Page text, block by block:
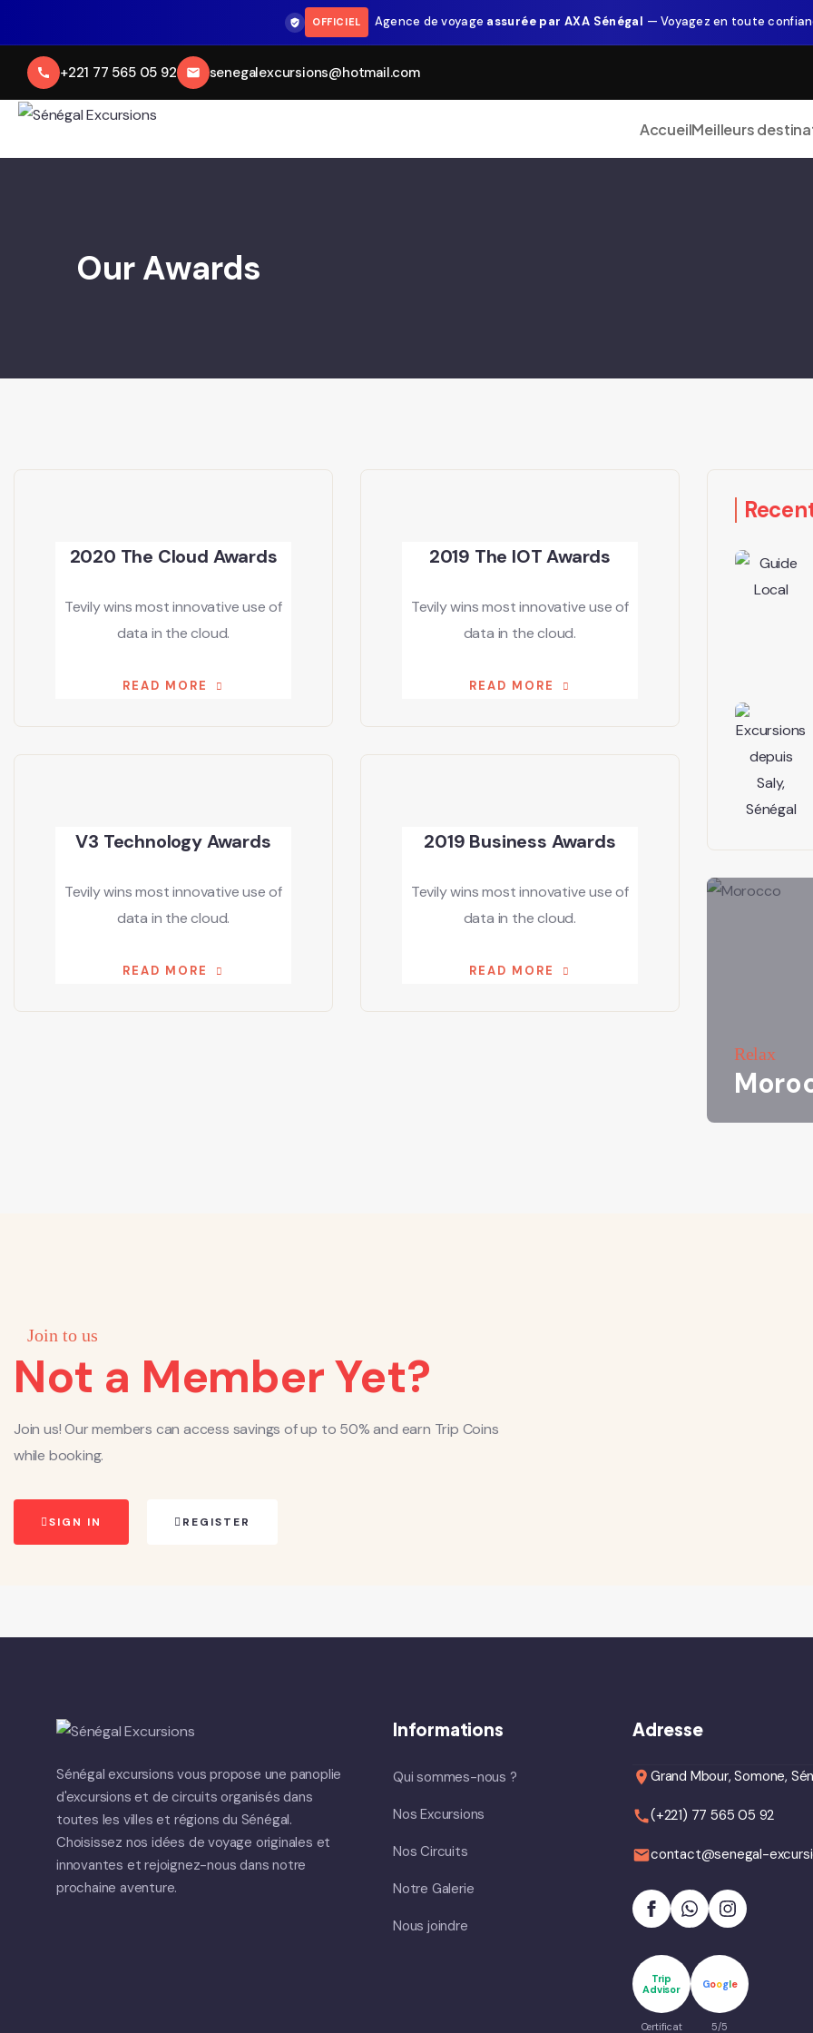
OFFICIEL Agence de voyage assurée par AXA Sénégal — Voyagez en toute
+221 77 565 05 92 senegalexcursions@hotmail.com
AccueilMeilleurs
Our Awards
2020 The Cloud Awards
Tevily wins most innovative use of
data in the cloud.
READ MORE
2019 The IOT Awards
Tevily wins most innovative use of
data in the cloud.
READ MORE
V3 Technology Awards
Tevily wins most innovative use of
data in the cloud.
READ MORE
2019 Business Awards
Tevily wins most innovative use of
data in the cloud.
READ MORE
Relax
Join to us
Not a Member Yet?
Join us! Our members can access savings of up to 50% and earn Trip Coins
while booking.
SIGN IN REGISTER
Sénégal excursions vous propose une panoplie
d'excursions et de circuits organisés dans
toutes les villes et régions du Sénégal.
Choisissez nos idées de voyage originales et
innovantes et rejoignez-nous dans notre
prochaine aventure.
Informations
Qui sommes-nous ?
Nos Excursions
Nos Circuits
Notre Galerie
Nous joindre
Adresse
Grand Mbour, Somone,
(+221) 77 565 05 92
contact@senegal-
Trip
Advisor
Certificat
Google
5/5